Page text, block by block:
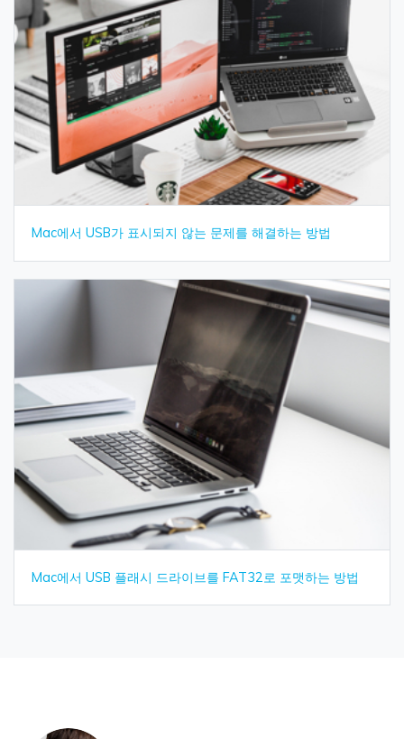
Mac에서 USB가 표시되지 않는 문제를 해결하는 방법
Mac에서 USB 플래시 드라이브를 FAT32로 포맷하는 방법